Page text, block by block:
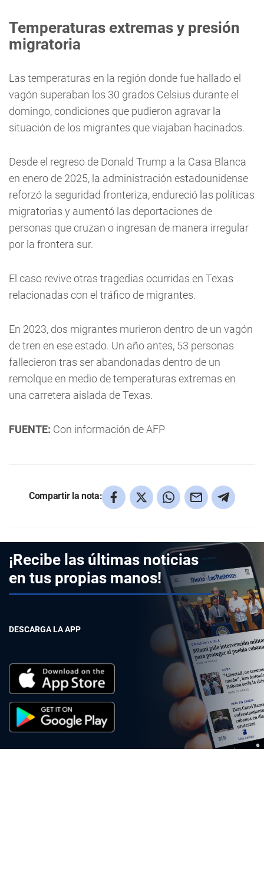
Temperaturas extremas y presión
migratoria
Las temperaturas en la región donde fue hallado el
vagón superaban los 30 grados Celsius durante el
domingo, condiciones que pudieron agravar la
situación de los migrantes que viajaban hacinados.
Desde el regreso de Donald Trump a la Casa Blanca
en enero de 2025, la administración estadounidense
reforzó la seguridad fronteriza, endureció las políticas
migratorias y aumentó las deportaciones de
personas que cruzan o ingresan de manera irregular
por la frontera sur.
El caso revive otras tragedias ocurridas en Texas
relacionadas con el tráfico de migrantes.
En 2023, dos migrantes murieron dentro de un vagón
de tren en ese estado. Un año antes, 53 personas
fallecieron tras ser abandonadas dentro de un
remolque en medio de temperaturas extremas en
una carretera aislada de Texas.
FUENTE: Con información de AFP
Compartir la nota:
¡Recibe las últimas noticias
en tus propias manos!
DESCARGA LA APP